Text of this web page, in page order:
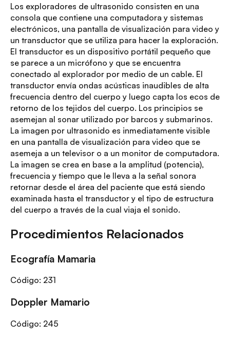
Los exploradores de ultrasonido consisten en una
consola que contiene una computadora y sistemas
electrónicos, una pantalla de visualización para video y
un transductor que se utiliza para hacer la exploración.
El transductor es un dispositivo portátil pequeño que
se parece a un micrófono y que se encuentra
conectado al explorador por medio de un cable. El
transductor envía ondas acústicas inaudibles de alta
frecuencia dentro del cuerpo y luego capta los ecos de
retorno de los tejidos del cuerpo. Los principios se
asemejan al sonar utilizado por barcos y submarinos.
La imagen por ultrasonido es inmediatamente visible
en una pantalla de visualización para video que se
asemeja a un televisor o a un monitor de computadora.
La imagen se crea en base a la amplitud (potencia),
frecuencia y tiempo que le lleva a la señal sonora
retornar desde el área del paciente que está siendo
examinada hasta el transductor y el tipo de estructura
del cuerpo a través de la cual viaja el sonido.
Procedimientos Relacionados
Ecografía Mamaria
Código: 231
Doppler Mamario
Código: 245